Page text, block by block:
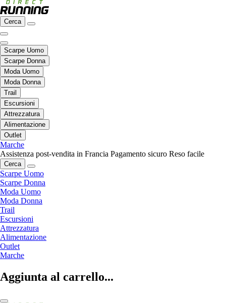
Cerca
Scarpe Uomo
Scarpe Donna
Moda Uomo
Moda Donna
Trail
Escursioni
Attrezzatura
Alimentazione
Outlet
Marche
Assistenza post-vendita in Francia Pagamento sicuro Reso facile
Cerca
Scarpe Uomo
Scarpe Donna
Moda Uomo
Moda Donna
Trail
Escursioni
Attrezzatura
Alimentazione
Outlet
Marche
Aggiunta al carrello...